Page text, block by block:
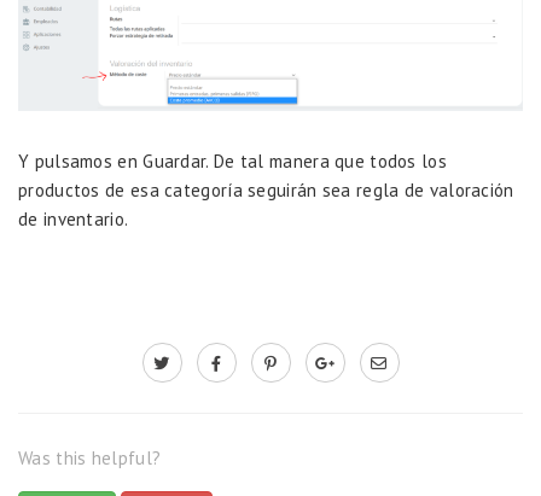
Y pulsamos en Guardar. De tal manera que todos los
productos de esa categoría seguirán sea regla de valoración
de inventario.
Was this helpful?